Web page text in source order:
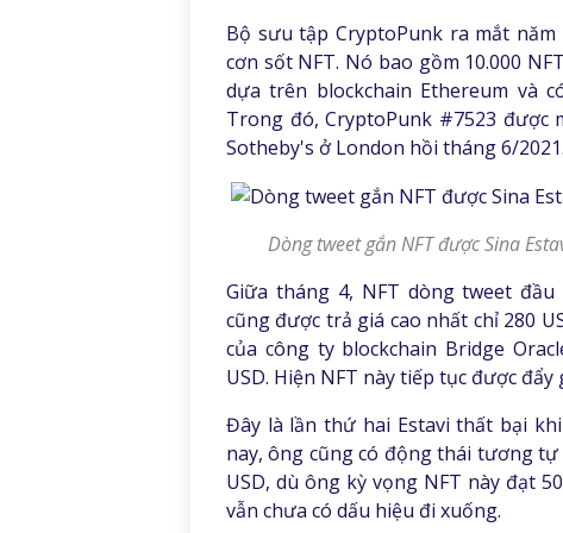
Bộ sưu tập CryptoPunk ra mắt
cơn sốt NFT. Nó bao gồm 10.000
dựa trên blockchain Ethereum và
Trong đó, CryptoPunk #7523 được
Sotheby's ở London hồi tháng 6/2021.
Dòng tweet gắn NFT được Sina
Giữa tháng 4, NFT dòng tweet
cũng được trả giá cao nhất chỉ 280
của công ty blockchain Bridge
USD. Hiện NFT này tiếp tục được
Đây là lần thứ hai Estavi thất bại
nay, ông cũng có động thái tương
USD, dù ông kỳ vọng NFT này đạt
vẫn chưa có dấu hiệu đi xuống.